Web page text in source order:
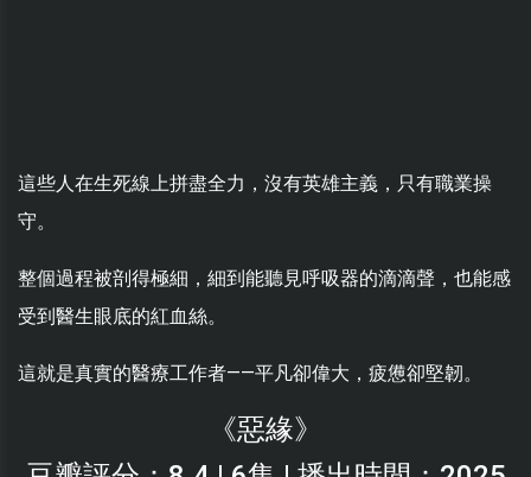
這些人在生死線上拼盡全力，沒有英雄主義，只有職業操
守。
整個過程被剖得極細，細到能聽見呼吸器的滴滴聲，也能感
受到醫生眼底的紅血絲。
這就是真實的醫療工作者——平凡卻偉大，疲憊卻堅韌。
《惡緣》